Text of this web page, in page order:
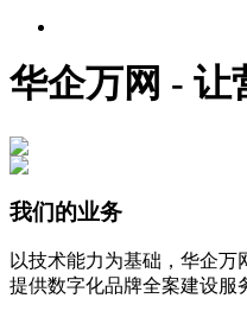
华企万网 - 让
我们的业务
以技术能力为基础，华企万
提供数字化品牌全案建设服